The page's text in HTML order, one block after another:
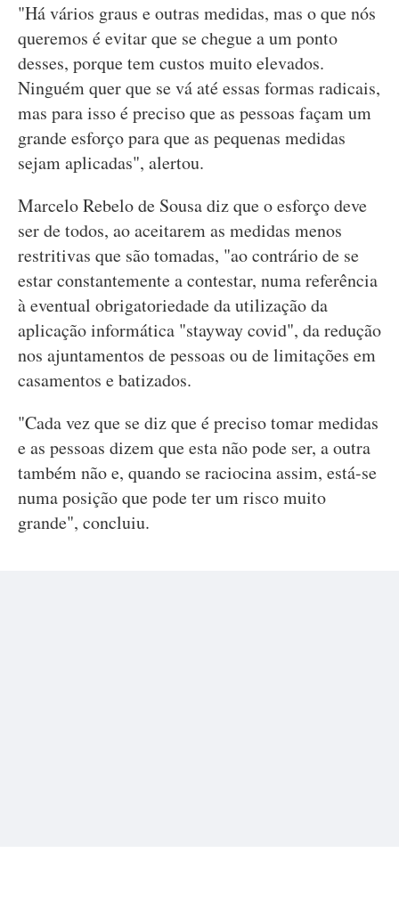
"Há vários graus e outras medidas, mas o que nós
queremos é evitar que se chegue a um ponto
desses, porque tem custos muito elevados.
Ninguém quer que se vá até essas formas radicais,
mas para isso é preciso que as pessoas façam um
grande esforço para que as pequenas medidas
sejam aplicadas", alertou.
Marcelo Rebelo de Sousa diz que o esforço deve
ser de todos, ao aceitarem as medidas menos
restritivas que são tomadas, "ao contrário de se
estar constantemente a contestar, numa referência
à eventual obrigatoriedade da utilização da
aplicação informática "stayway covid", da redução
nos ajuntamentos de pessoas ou de limitações em
casamentos e batizados.
"Cada vez que se diz que é preciso tomar medidas
e as pessoas dizem que esta não pode ser, a outra
também não e, quando se raciocina assim, está-se
numa posição que pode ter um risco muito
grande", concluiu.